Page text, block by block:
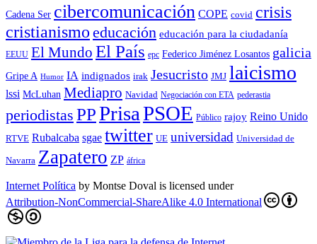
Cadena Ser cibercomunicación COPE covid crisis
cristianismo educación educación para la ciudadaní­a
EEUU El Mundo El País epc Federico Jiménez Losantos galicia
Gripe A Humor IA indignados irak Jesucristo JMJ laicismo
lssi McLuhan Mediapro Navidad Negociación con ETA pederastia
periodistas PPPrisaPSOE Público rajoy Reino Unido
RTVE Rubalcaba sgae twitter UE universidad Universidad de
Navarra Zapatero ZP áfrica
Internet Política by Montse Doval is licensed under
Attribution-NonCommercial-ShareAlike 4.0 International